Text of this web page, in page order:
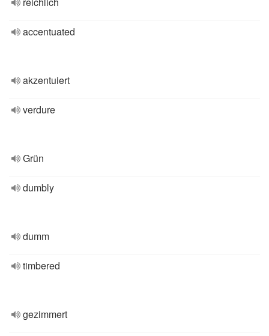
accentuated
akzentuiert
verdure
Grün
dumbly
dumm
timbered
gezimmert